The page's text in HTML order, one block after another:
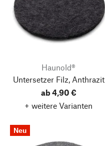
Haunold®
Untersetzer Filz, Anthrazit
ab 4,90 €
+ weitere Varianten
Neu